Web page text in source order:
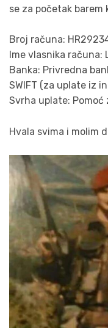
se za početak barem
Broj računa:
Ime vlasnika
Banka: Privredna
SWIFT (za uplate iz
Svrha uplate: Pomoć
Hvala svima i molim